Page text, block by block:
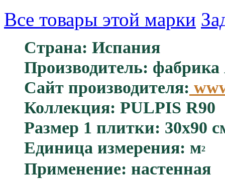
Все товары этой марки
Страна: Испания
Производитель:
Сайт производителя:
Коллекция: PULPIS R90
Размер 1 плитки: 30x90
Единица измерения: м2
Применение: настенная